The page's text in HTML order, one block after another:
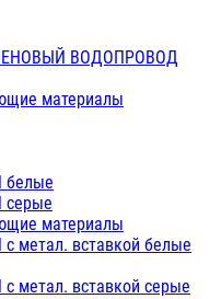
ВОДОПРОВОД
материалы
белые
серые
материалы
метал. вставкой белые
метал. вставкой серые